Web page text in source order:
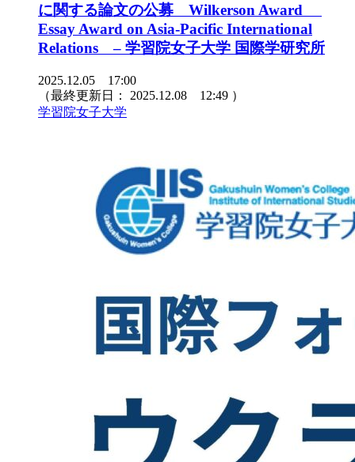
に関する論文の公募 Wilkerson Award
Essay Award on Asia-Pacific International
Relations – 学習院女子大学 国際学研究所
2025.12.05 17:00
（最終更新日： 2025.12.08 12:49 ）
学習院女子大学